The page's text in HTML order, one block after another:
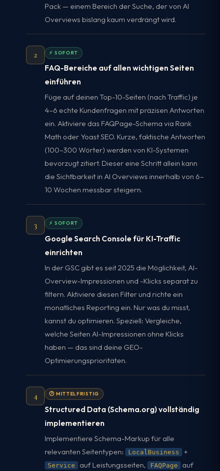
Pack — einem Bereich der Suche, der von AI
Overviews bislang kaum verdrängt wird.
2 ⚡ SOFORT
FAQ-Bereiche auf allen wichtigen Seiten
einführen
Füge auf deinen Top-10-Seiten (nach Traffic) je
4–6 echte Kundenfragen mit präzisen Antworten
ein. Aktiviere das FAQPage-Schema via Rank
Math oder Yoast SEO. Kurze, faktische Antworten
(100–300 Wörter) werden von KI-Systemen
bevorzugt zitiert. Dieser eine Schritt allein kann
die Sichtbarkeit in AI Overviews innerhalb von 6–
10 Wochen messbar steigern.
3 ⚡ SOFORT
Google Search Console für KI-Traffic
einrichten
In der GSC gibt es seit 2025 die Möglichkeit, AI-
Overview-Impressionen und -Klicks separat zu
filtern. Aktiviere diesen Filter und richte ein
monatliches Reporting ein. Nur was du misst,
kannst du optimieren. Speziell: Vergleiche,
welche Seiten AI-Impressionen ohne Klicks
haben — das sind deine GEO-
Optimierungsprioritäten.
4 🕐 MITTELFRISTIG
Structured Data (Schema.org) vollständig
implementieren
Implementiere Schema-Markup für alle
relevanten Seitentypen: LocalBusiness +
Service auf Leistungsseiten, FAQPage
auf